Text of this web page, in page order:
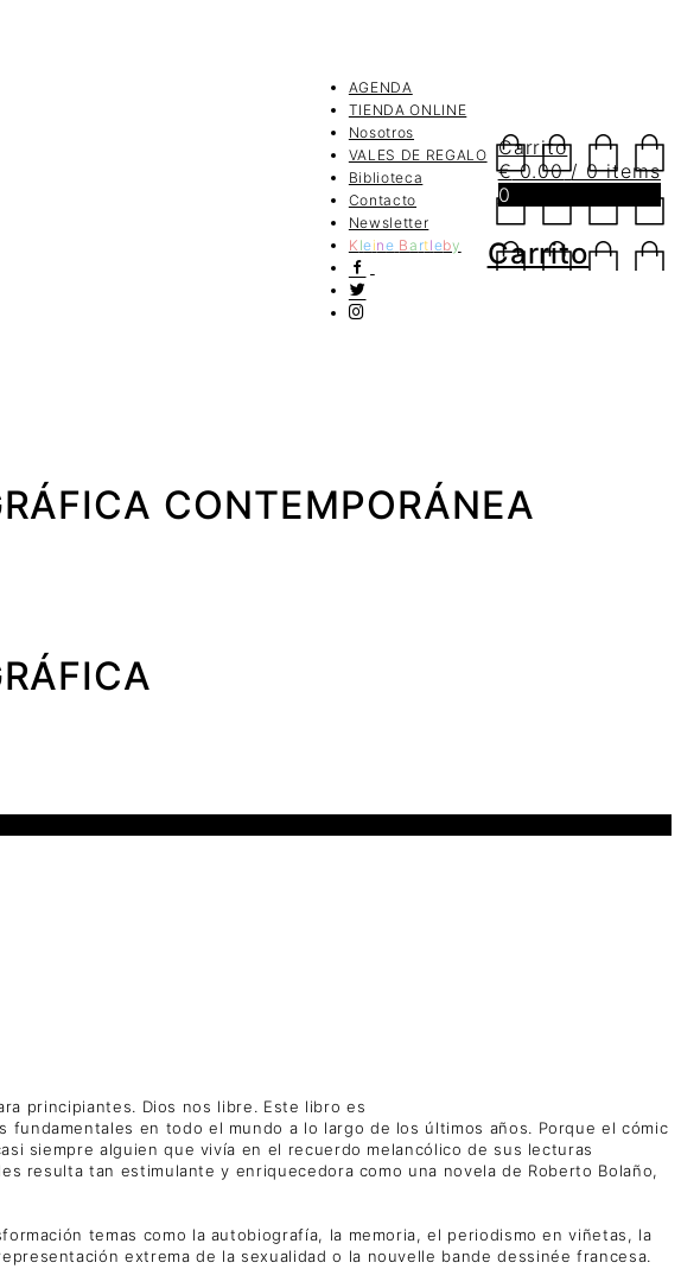
AGENDA
TIENDA ONLINE
Nosotros
VALES DE REGALO
Biblioteca
Contacto
Newsletter
K leine Ba rtleby
Carrito
€0.00 / 0 items
0
Carrito
CONTEMPORÁNEA
principiantes. Dios nos libre. Este libro es
en todo el mundo a lo largo de los últimos años. Porque el cómic
siempre alguien que vivía en el recuerdo melancólico de sus lecturas
resulta tan estimulante y enriquecedora como una novela de Roberto Bolaño,
temas como la autobiografía, la memoria, el periodismo en viñetas, la
extrema de la sexualidad o la nouvelle bande dessinée francesa.